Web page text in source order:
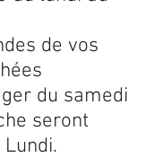
de vos
du samedi
seront